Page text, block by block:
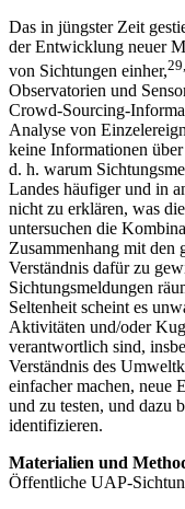
Das in jüngster Zeit
der Entwicklung neuer
von Sichtungen einher,
Observatorien und
Crowd-Sourcing-
Analyse von
keine Informationen
d. h. warum
Landes häufiger und in
nicht zu erklären, was
untersuchen die
Zusammenhang mit den
Verständnis dafür zu
Sichtungsmeldungen
Seltenheit scheint es
Aktivitäten und/oder
verantwortlich sind,
Verständnis des
einfacher machen, neue
und zu testen, und dazu
identifizieren.
Materialien und
Öffentliche UAP-